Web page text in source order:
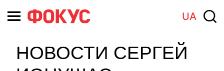
UA
НОВОСТИ СЕРГЕЙ